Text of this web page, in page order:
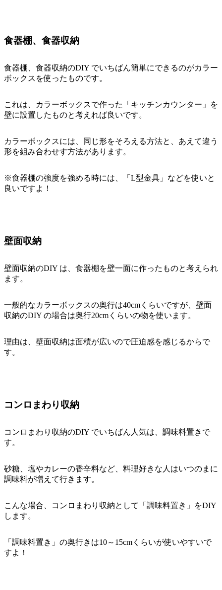
食器棚、食器収納
食器棚、食器収納のDIY でいちばん簡単にできるのがカラー
ボックスを使ったものです。
これは、カラーボックスで作った「キッチンカウンター」を
壁に設置したものと考えれば良いです。
カラーボックスには、同じ形をそろえる方法と、あえて違う
形を組み合わせす方法があります。
※食器棚の強度を強める時には、「L型金具」などを使いと
良いですよ！
壁面収納
壁面収納のDIY は、食器棚を壁一面に作ったものと考えられ
ます。
一般的なカラーボックスの奥行は40cmくらいですが、壁面
収納のDIY の場合は奥行20cmくらいの物を使います。
理由は、壁面収納は面積が広いので圧迫感を感じるからで
す。
コンロまわり収納
コンロまわり収納のDIY でいちばん人気は、調味料置きで
す。
砂糖、塩やカレーの香辛料など、料理好きな人はいつのまに
調味料が増えて行きます。
こんな場合、コンロまわり収納として「調味料置き」をDIY
します。
「調味料置き」の奥行きは10～15cmくらいが使いやすいで
すよ！